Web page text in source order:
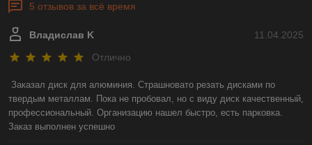
5 отзывов за всё время
11.04.2025
Владислав K
Отлично
Заказал диск для алюминия. Страшновато резать дисками по
твердым металлам. Пока не пробовал, но с виду диск качественный,
профессиональный. Организацию нашел быстро, есть парковка.
Заказ выполнен успешно